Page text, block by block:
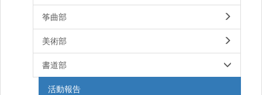
筝曲部
美術部
書道部
活動報告